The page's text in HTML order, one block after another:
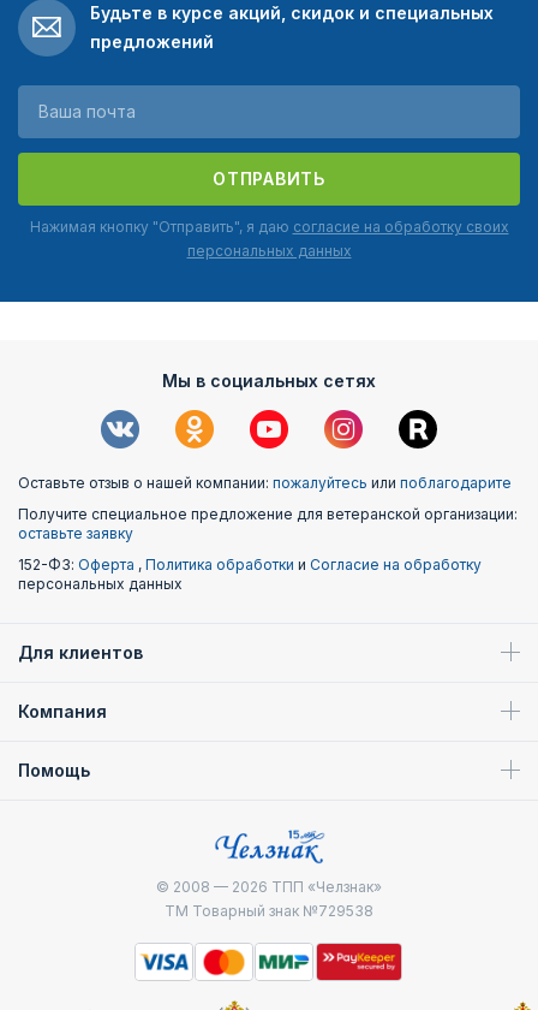
Будьте в курсе акций, скидок и специальных
предложений
ОТПРАВИТЬ
Нажимая кнопку "Отправить", я даю согласие на обработку своих
персональных данных
Мы в социальных сетях
Оставьте отзыв о нашей компании: пожалуйтесь или поблагодарите
Получите специальное предложение для ветеранской организации:
оставьте заявку
152-ФЗ: Оферта , Политика обработки и Согласие на обработку
персональных данных
Для клиентов
Компания
Помощь
© 2008 — 2026 ТПП «Челзнак»
ТМ Товарный знак №729538